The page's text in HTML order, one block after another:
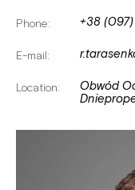
Phone: +38
E-mail:
Location:
Obwód